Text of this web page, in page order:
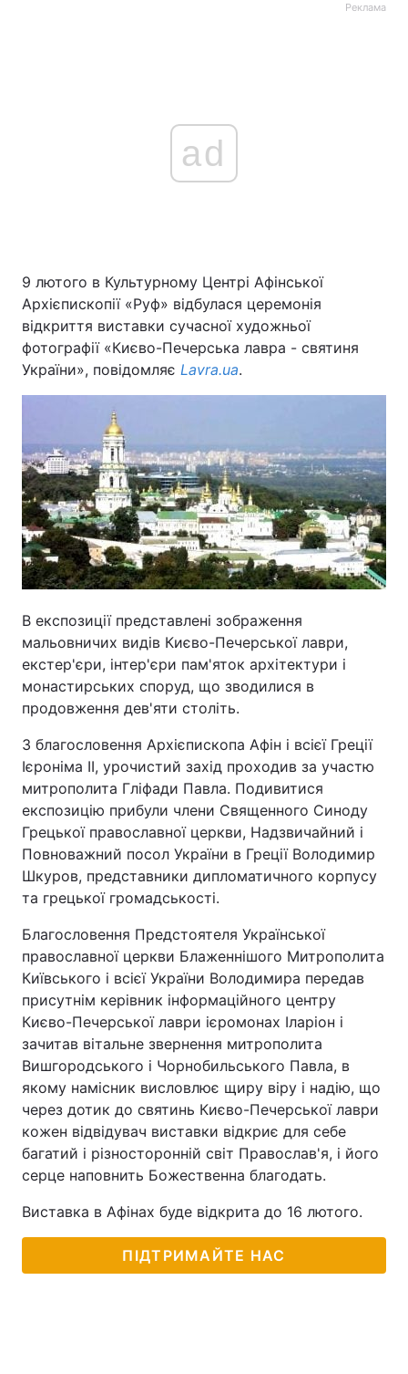
Реклама
ad
9 лютого в Культурному Центрі Афінської
Архієпископії «Руф» відбулася церемонія
відкриття виставки сучасної художньої
фотографії «Києво-Печерська лавра - святиня
України», повідомляє Lavra.ua.
В експозиції представлені зображення
мальовничих видів Києво-Печерської лаври,
екстер'єри, інтер'єри пам'яток архітектури і
монастирських споруд, що зводилися в
продовження дев'яти століть.
З благословення Архієпископа Афін і всієї Греції
Ієроніма II, урочистий захід проходив за участю
митрополита Гліфади Павла. Подивитися
експозицію прибули члени Священного Синоду
Грецької православної церкви, Надзвичайний і
Повноважний посол України в Греції Володимир
Шкуров, представники дипломатичного корпусу
та грецької громадськості.
Благословення Предстоятеля Української
православної церкви Блаженнішого Митрополита
Київського і всієї України Володимира передав
присутнім керівник інформаційного центру
Києво-Печерської лаври ієромонах Іларіон і
зачитав вітальне звернення митрополита
Вишгородського і Чорнобильського Павла, в
якому намісник висловлює щиру віру і надію, що
через дотик до святинь Києво-Печерської лаври
кожен відвідувач виставки відкриє для себе
багатий і різносторонній світ Православ'я, і його
серце наповнить Божественна благодать.
Виставка в Афінах буде відкрита до 16 лютого.
ПІДТРИМАЙТЕ НАС